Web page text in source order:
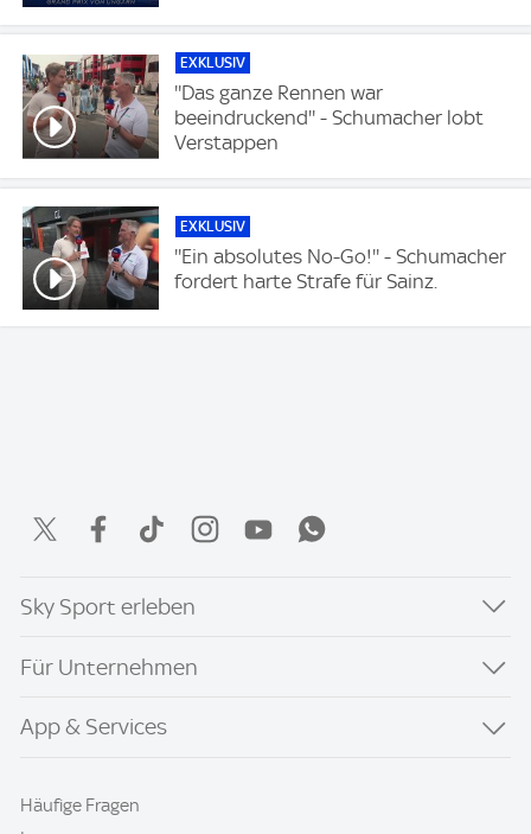
EXKLUSIV
''Das ganze Rennen war
beeindruckend'' - Schumacher lobt
Verstappen
EXKLUSIV
''Ein absolutes No-Go!'' - Schumacher
fordert harte Strafe für Sainz.
Sky Sport erleben
Für Unternehmen
App & Services
Häufige Fragen